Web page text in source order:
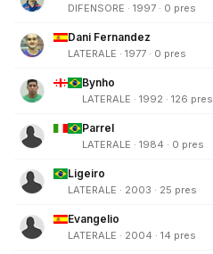
DIFENSORE · 1997 · 0 pres
Dani Fernandez
LATERALE · 1977 · 0 pres
Bynho
LATERALE · 1992 · 126 pres
Parrel
LATERALE · 1984 · 0 pres
Ligeiro
LATERALE · 2003 · 25 pres
Evangelio
LATERALE · 2004 · 14 pres